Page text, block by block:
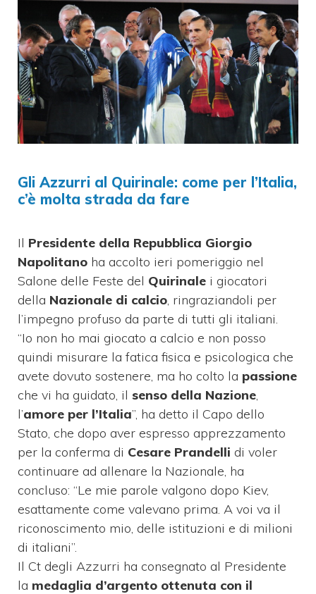
Gli Azzurri al Quirinale: come per l’Italia,
c’è molta strada da fare
Il Presidente della Repubblica Giorgio
Napolitano ha accolto ieri pomeriggio nel
Salone delle Feste del Quirinale i giocatori
della Nazionale di calcio, ringraziandoli per
l’impegno profuso da parte di tutti gli italiani.
“Io non ho mai giocato a calcio e non posso
quindi misurare la fatica fisica e psicologica che
avete dovuto sostenere, ma ho colto la passione
che vi ha guidato, il senso della Nazione,
l’amore per l’Italia”, ha detto il Capo dello
Stato, che dopo aver espresso apprezzamento
per la conferma di Cesare Prandelli di voler
continuare ad allenare la Nazionale, ha
concluso: “Le mie parole valgono dopo Kiev,
esattamente come valevano prima. A voi va il
riconoscimento mio, delle istituzioni e di milioni
di italiani”.
Il Ct degli Azzurri ha consegnato al Presidente
la medaglia d’argento ottenuta con il